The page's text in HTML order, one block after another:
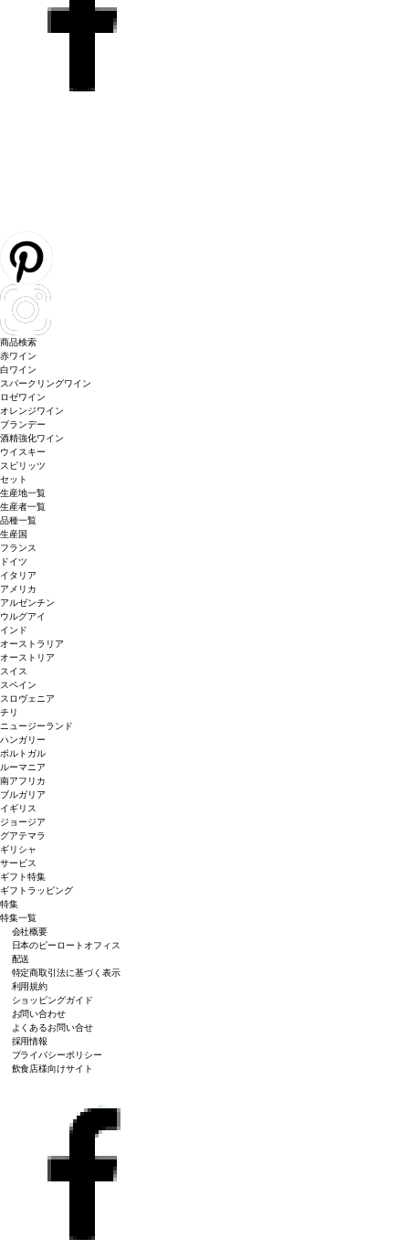
商品検索
赤ワイン
白ワイン
スパークリングワイン
ロゼワイン
オレンジワイン
ブランデー
酒精強化ワイン
ウイスキー
スピリッツ
セット
生産地一覧
生産者一覧
品種一覧
生産国
フランス
ドイツ
イタリア
アメリカ
アルゼンチン
ウルグアイ
インド
オーストラリア
オーストリア
スイス
スペイン
スロヴェニア
チリ
ニュージーランド
ハンガリー
ポルトガル
ルーマニア
南アフリカ
ブルガリア
イギリス
ジョージア
グアテマラ
ギリシャ
サービス
ギフト特集
ギフトラッピング
特集
特集一覧
会社概要
日本のピーロートオフィス
配送
特定商取引法に基づく表示
利用規約
ショッピングガイド
お問い合わせ
よくあるお問い合せ
採用情報
プライバシーポリシー
飲食店様向けサイト